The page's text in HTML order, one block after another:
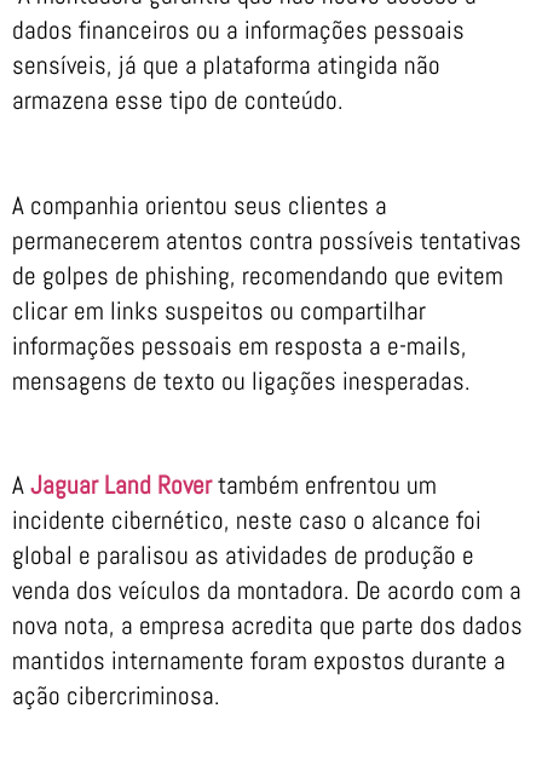
dados financeiros ou a informações pessoais
sensíveis, já que a plataforma atingida não
armazena esse tipo de conteúdo.
A companhia orientou seus clientes a
permanecerem atentos contra possíveis tentativas
de golpes de phishing, recomendando que evitem
clicar em links suspeitos ou compartilhar
informações pessoais em resposta a e-mails,
mensagens de texto ou ligações inesperadas.
AJaguar Land Rovertambém enfrentou um
incidente cibernético, neste caso o alcance foi
global e paralisou as atividades de produção e
venda dos veículos da montadora. De acordo com a
nova nota, a empresa acredita que parte dos dados
mantidos internamente foram expostos durante a
ação cibercriminosa.